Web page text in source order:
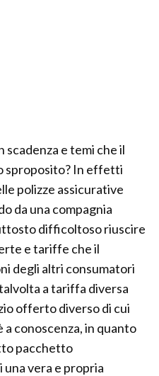
scadenza e temi che il
sproposito? In effetti
polizze assicurative
da una compagnia
difficoltoso riuscire
e tariffe che il
degli altri consumatori
a tariffa diversa
offerto diverso di cui
a conoscenza, in quanto
pacchetto
vera e propria